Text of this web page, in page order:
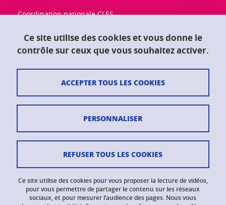
Coordination nationale CLES
Maison du doctorat "Jean Kuntzmann"
CS 40700
38058 Grenoble Cedex 9
Plan du site
Données personnelles
Gestion des cookies
Ce site utilise des cookies et vous donne le
contrôle sur ceux que vous souhaitez activer.
Ce site utilise des cookies pour vous proposer la lecture de vidéos,
pour vous permettre de partager le contenu sur les réseaux
sociaux, et pour mesurer l’audience des pages. Nous vous
ACCEPTER TOUS LES COOKIES
REFUSER TOUS LES COOKIES
PERSONNALISER